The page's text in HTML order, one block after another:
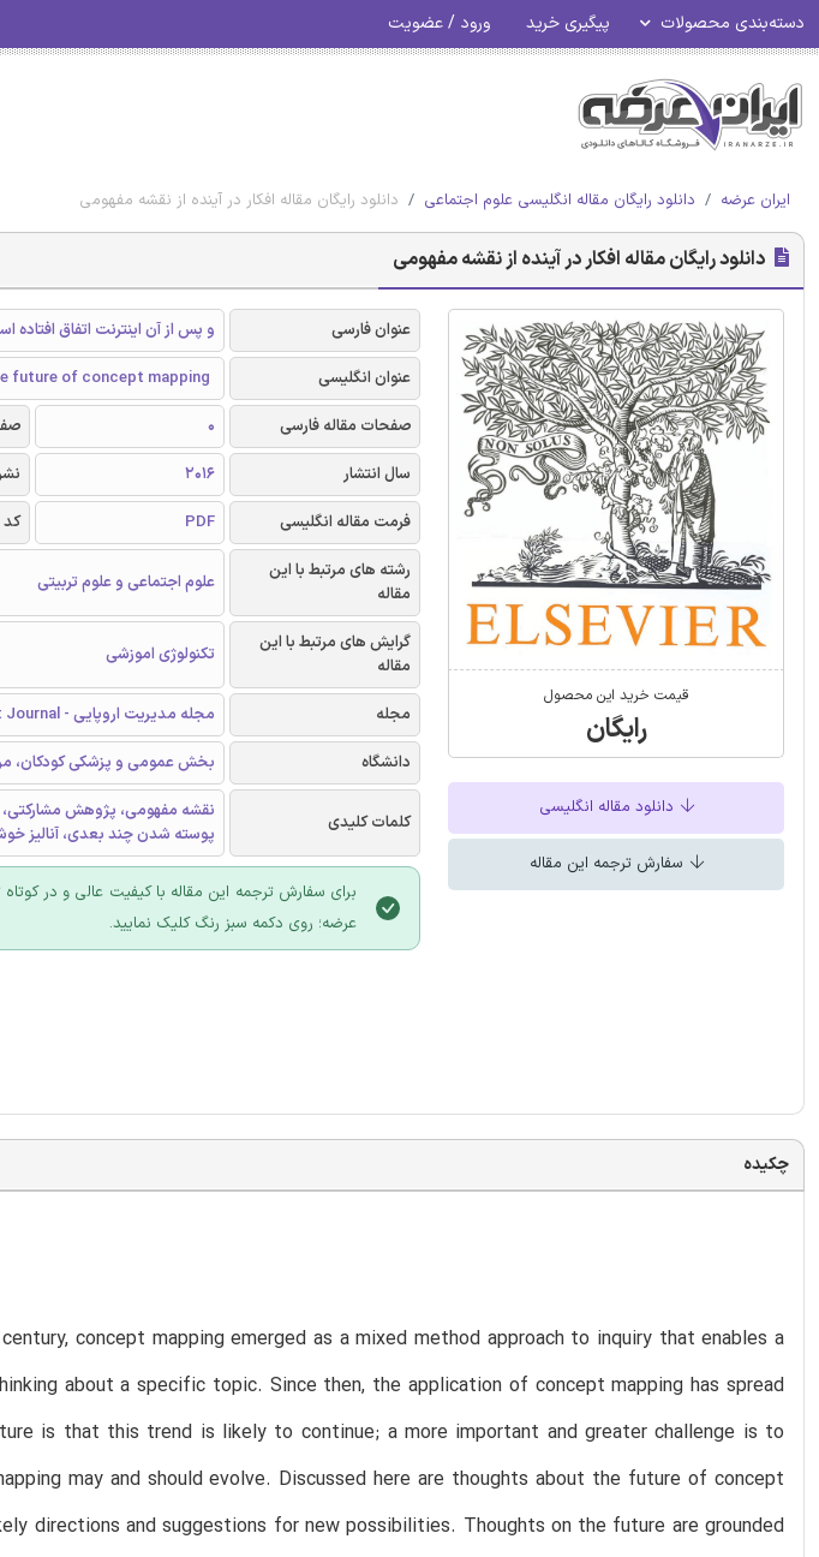
دسته‌بندی محصولات پیگیری خرید ورود / عضویت
ایران عرضه دانلود رایگان مقاله انگلیسی علوم اجتماعی دانلود رایگان مقاله افکار در آینده از نقشه مفهومی
دانلود رایگان مقاله افکار در آینده از نقشه مفهومی
قیمت خرید این محصول
رایگان
دانلود مقاله انگلیسی
سفارش ترجمه این مقاله
عنوان فارسی
و پس از آن اینترنت اتفاق افتاده
عنوان انگلیسی
future of concept mapping
صفحات مقاله فارسی
0
سال انتشار
2016
فرمت مقاله انگلیسی
PDF
رشته های مرتبط با این
مقاله
علوم اجتماعی و علوم تربیتی
گرایش های مرتبط با این
مقاله
تکنولوژی اموزشی
مجله
مجله مدیریت اروپایی - European Management Journal
دانشگاه
بخش عمومی و پزشکی کودکان،
کلمات کلیدی
نقشه مفهومی، پژوهش مشارکتی،
پوسته شدن چند بعدی، آنالیز
برای سفارش ترجمه این مقاله با کیفیت عالی و در
عرضه؛ روی دکمه سبز رنگ کلیک نمایید.
چکیده
concept mapping emerged as a mixed method approach to inquiry that enables a
about a specific topic. Since then, the application of concept mapping has spread
is that this trend is likely to continue; a more important and greater challenge is to
may and should evolve. Discussed here are thoughts about the future of concept
directions and suggestions for new possibilities. Thoughts on the future are grounded